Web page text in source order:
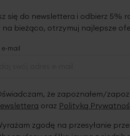
się do newslettera i odbierz 5%
na bieżąco, otrzymuj najlepsze
e-mail
że zapoznałem/
oraz Polityką
zgodę na przesyłanie